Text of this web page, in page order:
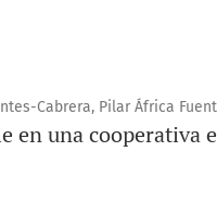
Cabrera, Pilar África
en una cooperativa